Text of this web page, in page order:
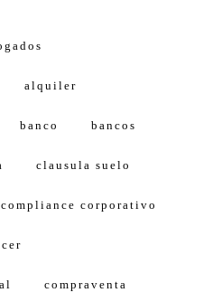
alquiler
banco bancos
clausula suelo
compliance corporativo
compraventa